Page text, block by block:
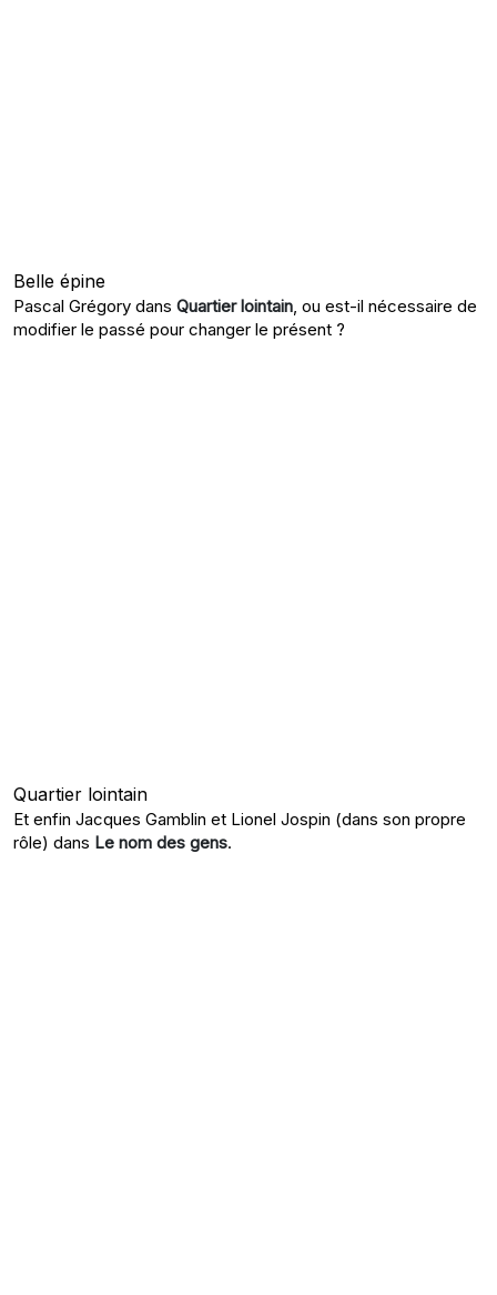
Belle épine
Pascal Grégory dans Quartier lointain, ou est-il nécessaire de
modifier le passé pour changer le présent ?
Quartier lointain
Et enfin Jacques Gamblin et Lionel Jospin (dans son propre
rôle) dans Le nom des gens.